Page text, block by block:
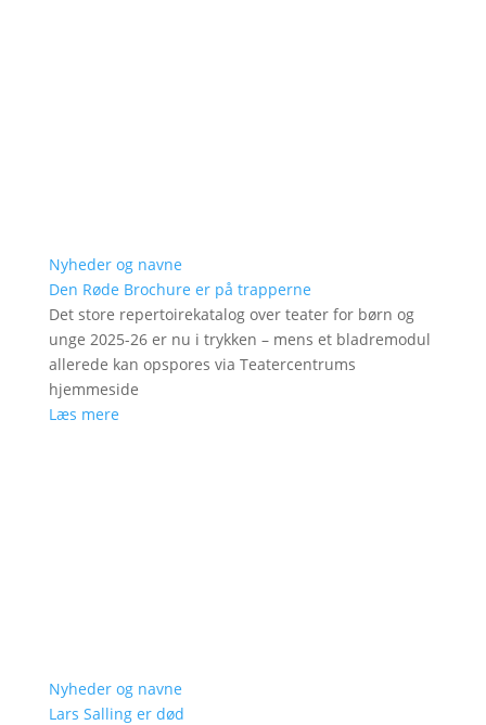
Nyheder og navne
Den Røde Brochure er på trapperne
Det store repertoirekatalog over teater for børn og
unge 2025-26 er nu i trykken – mens et bladremodul
allerede kan opspores via Teatercentrums
hjemmeside
Læs mere
Nyheder og navne
Lars Salling er død